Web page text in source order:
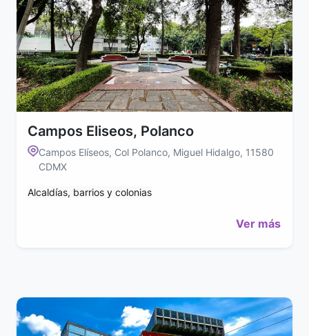
Campos Eliseos, Polanco
Campos Elíseos, Col Polanco, Miguel Hidalgo, 11580
CDMX
Alcaldías, barrios y colonias
Ver más